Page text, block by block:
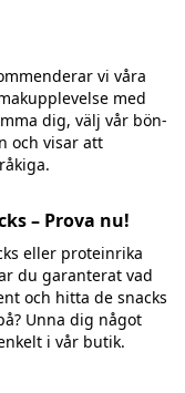
vi våra
med
dig, välj vår bön-
och visar att
– Prova nu!
eller proteinrika
du garanterat vad
och hitta de snacks
Unna dig något
i vår butik.